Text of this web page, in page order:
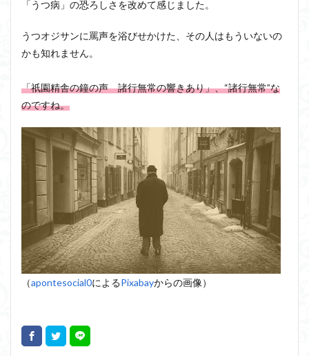
「うつ病」の恐ろしさを改めて感じました。
うつオジサンに罵声を浴びせかけた、その人はもういないの
かも知れません。
「祇園精舎の鐘の声 諸行無常の響きあり」、“諸行無常”な
のですね。
（apontesocial0によるPixabayからの画像）